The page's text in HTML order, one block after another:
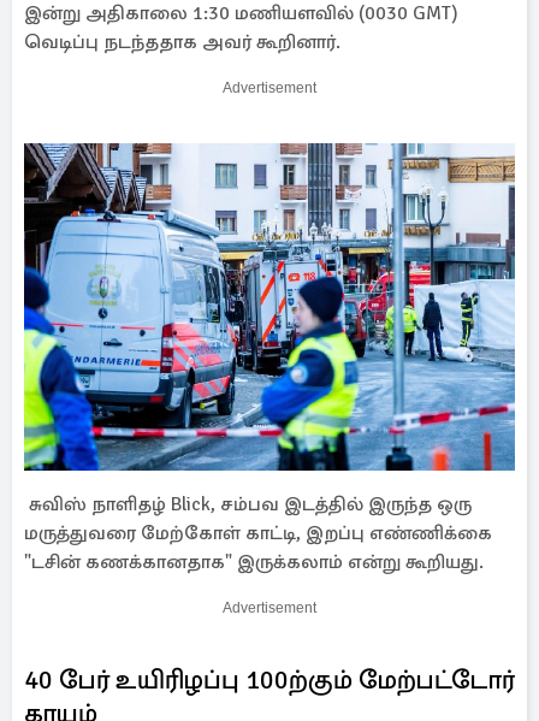
இன்று அதிகாலை 1:30 மணியளவில் (0030 GMT)
வெடிப்பு நடந்ததாக அவர் கூறினார்.
Advertisement
சுவிஸ் நாளிதழ் Blick, சம்பவ இடத்தில் இருந்த ஒரு
மருத்துவரை மேற்கோள் காட்டி, இறப்பு எண்ணிக்கை
"டசின் கணக்கானதாக" இருக்கலாம் என்று கூறியது.
Advertisement
40 பேர் உயிரிழப்பு 100ற்கும் மேற்பட்டோர்
காயம்